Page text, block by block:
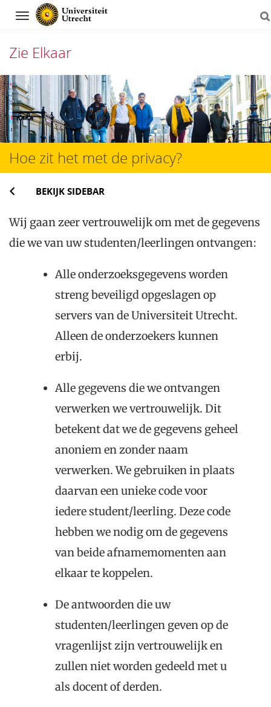
Navigation
Zie Elkaar
Direct
naar
het
inhoud
Hoe zit het met de privacy?
BEKIJK SIDEBAR
Wij gaan zeer vertrouwelijk om met de gegevens
die we van uw studenten/leerlingen ontvangen:
Alle onderzoeksgegevens worden
streng beveiligd opgeslagen op
servers van de Universiteit Utrecht.
Alleen de onderzoekers kunnen
erbij.
Alle gegevens die we ontvangen
verwerken we vertrouwelijk. Dit
betekent dat we de gegevens geheel
anoniem en zonder naam
verwerken. We gebruiken in plaats
daarvan een unieke code voor
iedere student/leerling. Deze code
hebben we nodig om de gegevens
van beide afnamemomenten aan
elkaar te koppelen.
De antwoorden die uw
studenten/leerlingen geven op de
vragenlijst zijn vertrouwelijk en
zullen niet worden gedeeld met u
als docent of derden.